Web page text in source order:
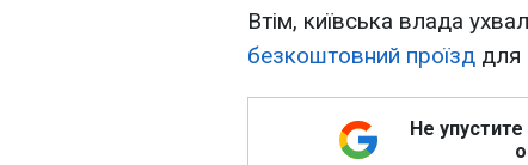
Втім, київська влада
безкоштовний проїзд для
Не